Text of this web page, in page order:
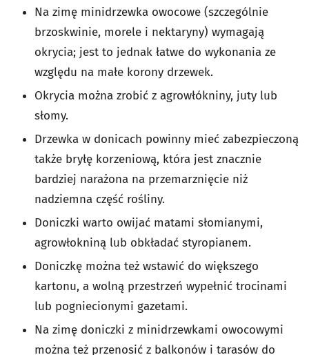
Na zimę minidrzewka owocowe (szczególnie
brzoskwinie, morele i nektaryny) wymagają
okrycia; jest to jednak łatwe do wykonania ze
względu na małe korony drzewek.
Okrycia można zrobić z agrowłókniny, juty lub
słomy.
Drzewka w donicach powinny mieć zabezpieczoną
także bryłę korzeniową, która jest znacznie
bardziej narażona na przemarznięcie niż
nadziemna część rośliny.
Doniczki warto owijać matami słomianymi,
agrowłokniną lub obkładać styropianem.
Doniczkę można też wstawić do większego
kartonu, a wolną przestrzeń wypełnić trocinami
lub pogniecionymi gazetami.
Na zimę doniczki z minidrzewkami owocowymi
można też przenosić z balkonów i tarasów do